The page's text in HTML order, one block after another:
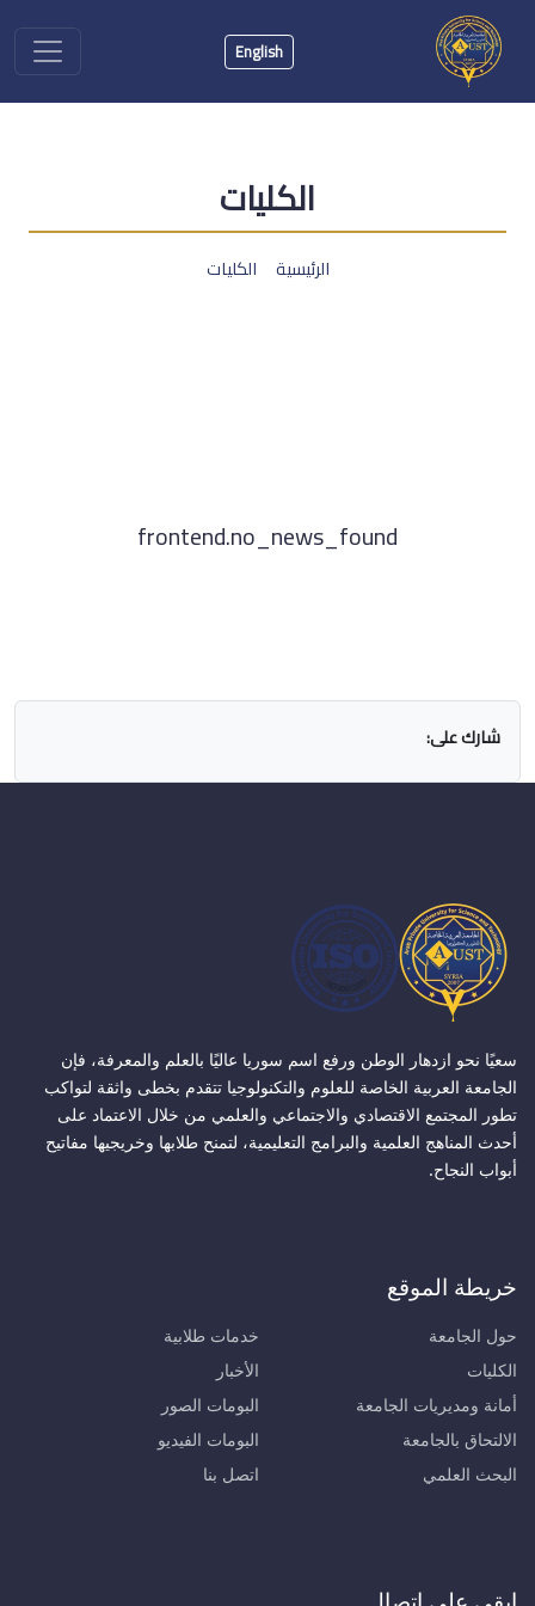
English
الكليات
الرئيسية الكليات
frontend.no_news_found
شارك على:
سعيًا نحو ازدهار الوطن ورفع اسم سوريا عاليًا بالعلم والمعرفة، فإن
الجامعة العربية الخاصة للعلوم والتكنولوجيا تتقدم بخطى واثقة لتواكب
تطور المجتمع الاقتصادي والاجتماعي والعلمي من خلال الاعتماد على
أحدث المناهج العلمية والبرامج التعليمية، لتمنح طلابها وخريجيها مفاتيح
أبواب النجاح.
خريطة الموقع
حول الجامعة
الكليات
أمانة ومديريات الجامعة
الالتحاق بالجامعة
البحث العلمي
خدمات طلابية
الأخبار
البومات الصور
البومات الفيديو
اتصل بنا